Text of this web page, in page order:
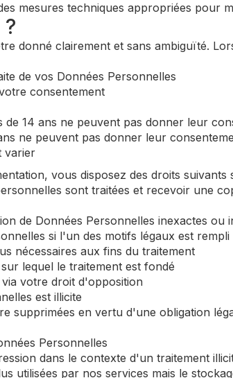
mesures techniques appropriées pour
donné clairement et sans ambiguïté.
de vos Données Personnelles
consentement
de 14 ans ne peuvent pas donner leur
ne peuvent pas donner leur
varier
vous disposez des droits
sont traitées et recevoir une
de Données Personnelles inexactes ou
si l'un des motifs légaux est rempli
nécessaires aux fins du traitement
lequel le traitement est fondé
votre droit d'opposition
est illicite
supprimées en vertu d'une obligation
Personnelles
dans le contexte d'un traitement
utilisées par nos services mais le